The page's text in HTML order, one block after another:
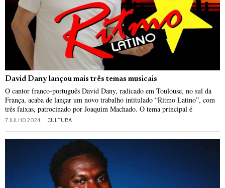
David Dany lançou mais três temas musicais
O cantor franco-português David Dany, radicado em Toulouse, no sul da
França, acaba de lançar um novo trabalho intitulado “Ritmo Latino”, com
três faixas, patrocinado por Joaquim Machado. O tema principal é
7 JULHO, 2024 CULTURA